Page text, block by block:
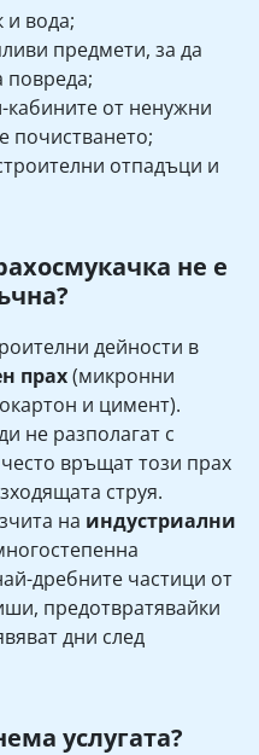
и вода;
предмети, за да
повреда;
от ненужни
почистването;
отпадъци и
не е
дейности в
прах(микронни
и цимент).
не разполагат с
връщат този прах
струя.
на индустриални
дребните частици от
предотвратявайки
дни след
услугата?